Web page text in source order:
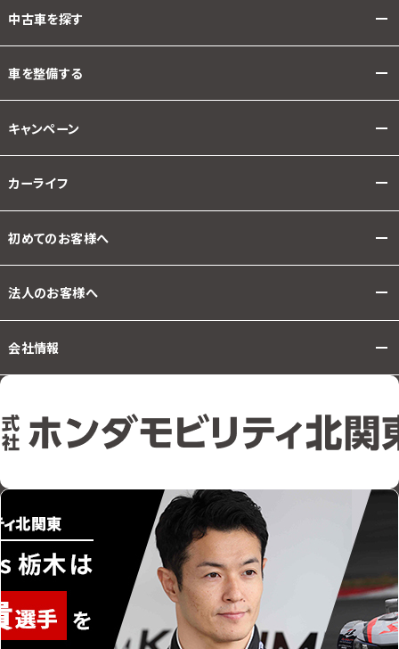
中古車を探す
車を整備する
キャンペーン
カーライフ
初めてのお客様へ
法人のお客様へ
会社情報